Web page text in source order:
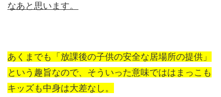
なあと思います。
あくまでも「放課後の子供の安全な居場所の提供」
という趣旨なので、そういった意味でははまっこも
キッズも中身は大差なし。